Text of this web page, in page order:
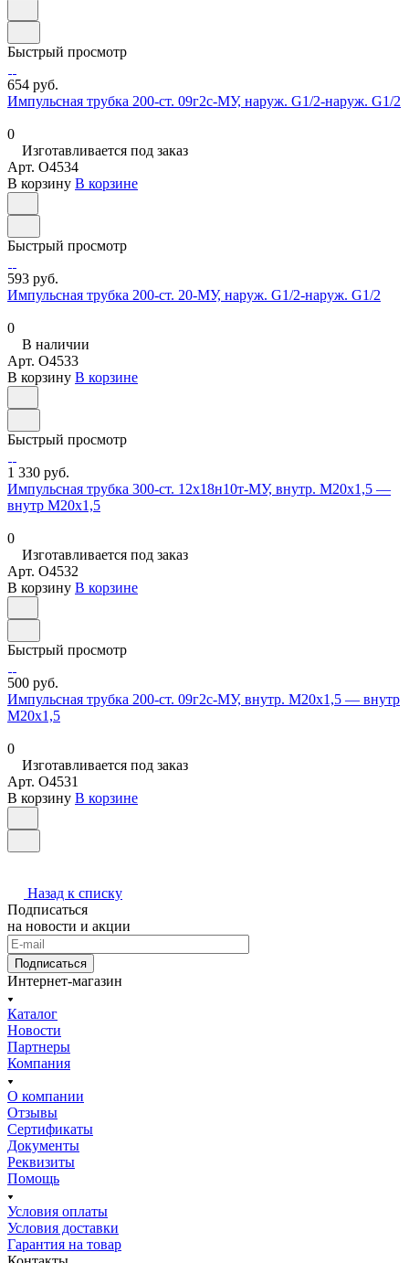
Быстрый просмотр
654 руб.
Импульсная трубка 200-ст. 09г2с-МУ, наруж. G1/2-наруж. G1/2
0
Изготавливается под заказ
Арт. O4534
В корзину В корзине
Быстрый просмотр
593 руб.
Импульсная трубка 200-ст. 20-МУ, наруж. G1/2-наруж. G1/2
0
В наличии
Арт. O4533
В корзину В корзине
Быстрый просмотр
1 330 руб.
Импульсная трубка 300-ст. 12х18н10т-МУ, внутр. М20х1,5 —
внутр М20х1,5
0
Изготавливается под заказ
Арт. O4532
В корзину В корзине
Быстрый просмотр
500 руб.
Импульсная трубка 200-ст. 09г2с-МУ, внутр. М20х1,5 — внутр
М20х1,5
0
Изготавливается под заказ
Арт. O4531
В корзину В корзине
Назад к списку
Подписаться
на новости и акции
Подписаться
Интернет-магазин
Каталог
Новости
Партнеры
Компания
О компании
Отзывы
Сертификаты
Документы
Реквизиты
Помощь
Условия оплаты
Условия доставки
Гарантия на товар